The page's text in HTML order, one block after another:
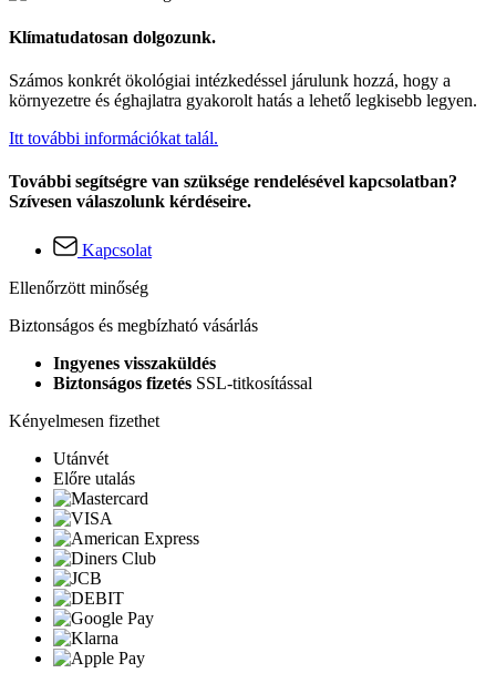
Klímatudatosan dolgozunk.
Számos konkrét ökológiai intézkedéssel járulunk hozzá, hogy a
környezetre és éghajlatra gyakorolt hatás a lehető legkisebb legyen.
Itt további információkat talál.
További segítségre van szüksége rendelésével kapcsolatban?
Szívesen válaszolunk kérdéseire.
Kapcsolat
Ellenőrzött minőség
Biztonságos és megbízható vásárlás
Ingyenes visszaküldés
Biztonságos fizetés SSL-titkosítással
Kényelmesen fizethet
Utánvét
Előre utalás